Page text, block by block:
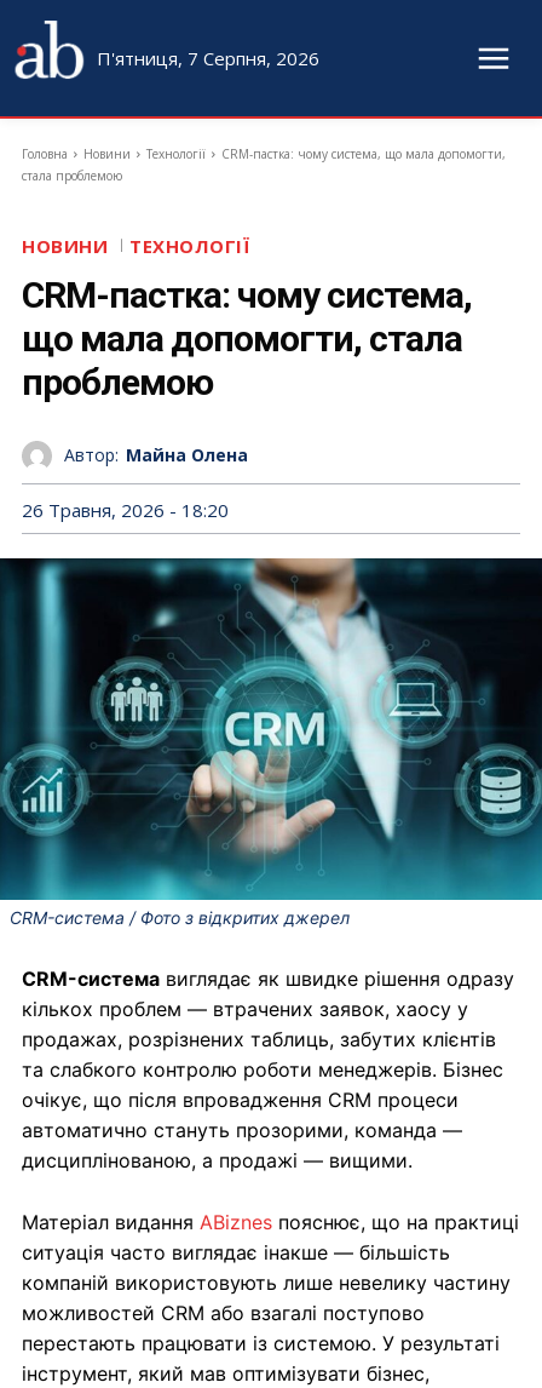
П'ятниця, 7 Серпня, 2026
Головна Новини Технології
CRM-пастка: чому система, що мала допомогти,
стала проблемою
НОВИНИ ТЕХНОЛОГІЇ
CRM-пастка: чому система,
що мала допомогти, стала
проблемою
Автор: Майна Олена
26 Травня, 2026 - 18:20
CRM-система / Фото з відкритих джерел
CRM-система виглядає як швидке рішення одразу
кількох проблем — втрачених заявок, хаосу у
продажах, розрізнених таблиць, забутих клієнтів
та слабкого контролю роботи менеджерів. Бізнес
очікує, що після впровадження CRM процеси
автоматично стануть прозорими, команда —
дисциплінованою, а продажі — вищими.
Матеріал видання ABiznes пояснює, що на практиці
ситуація часто виглядає інакше — більшість
компаній використовують лише невелику частину
можливостей CRM або взагалі поступово
перестають працювати із системою. У результаті
інструмент, який мав оптимізувати бізнес,